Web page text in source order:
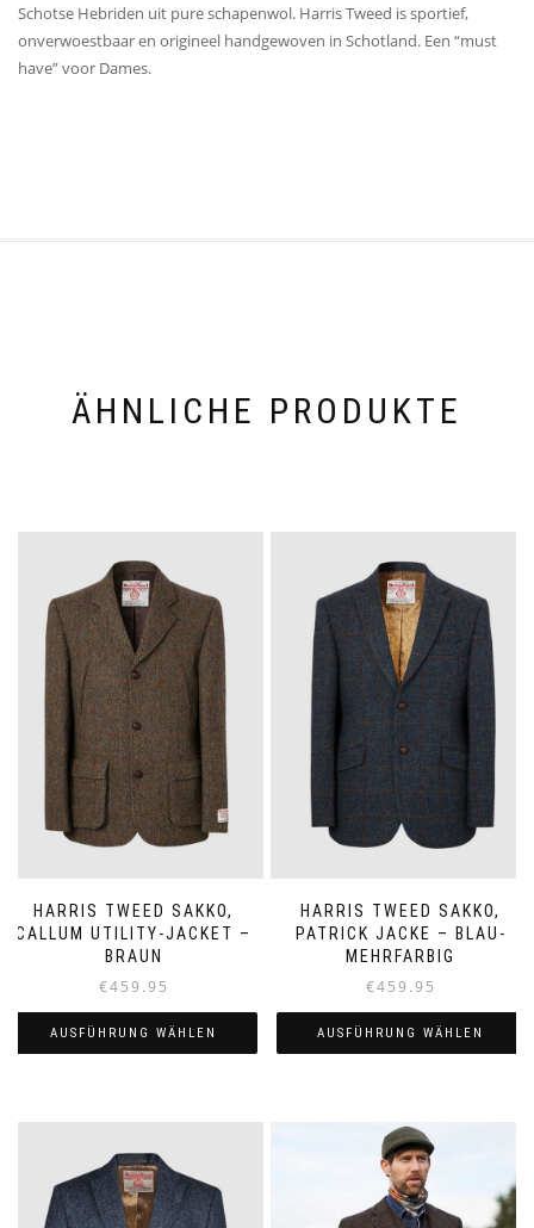
Schotse Hebriden uit pure schapenwol. Harris Tweed is sportief,
onverwoestbaar en origineel handgewoven in Schotland. Een “must
have” voor Dames.
ÄHNLICHE PRODUKTE
HARRIS TWEED SAKKO,
CALLUM UTILITY-JACKET –
BRAUN
€459.95
AUSFÜHRUNG WÄHLEN
weist
Varianten
auf.
Die
HARRIS TWEED SAKKO,
PATRICK JACKE – BLAU-
MEHRFARBIG
€459.95
AUSFÜHRUNG WÄHLEN
weist
mehrere
Varianten
auf.
Die